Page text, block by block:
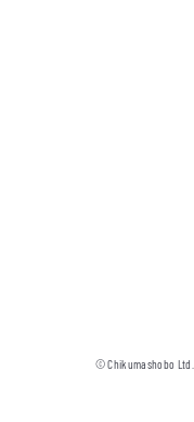
© Chikumashobo Ltd.